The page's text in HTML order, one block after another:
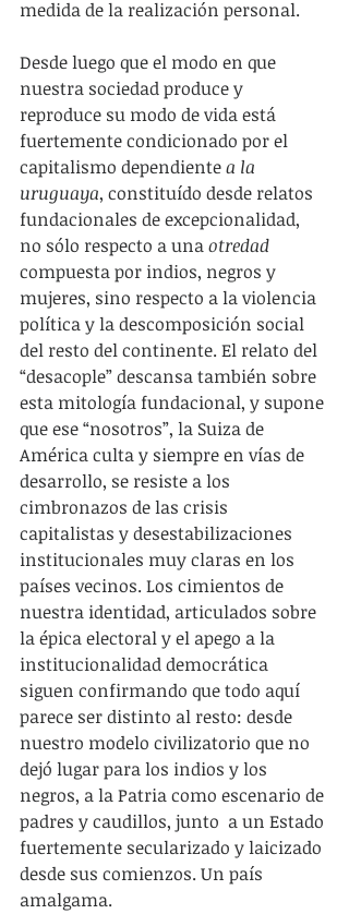
medida de la realización personal.
Desde luego que el modo en que
nuestra sociedad produce y
reproduce su modo de vida está
fuertemente condicionado por el
capitalismo dependiente a la
uruguaya, constituído desde relatos
fundacionales de excepcionalidad,
no sólo respecto a una otredad
compuesta por indios, negros y
mujeres, sino respecto a la violencia
política y la descomposición social
del resto del continente. El relato del
“desacople” descansa también sobre
esta mitología fundacional, y supone
que ese “nosotros”, la Suiza de
América culta y siempre en vías de
desarrollo, se resiste a los
cimbronazos de las crisis
capitalistas y desestabilizaciones
institucionales muy claras en los
países vecinos. Los cimientos de
nuestra identidad, articulados sobre
la épica electoral y el apego a la
institucionalidad democrática
siguen confirmando que todo aquí
parece ser distinto al resto: desde
nuestro modelo civilizatorio que no
dejó lugar para los indios y los
negros, a la Patria como escenario de
padres y caudillos, junto  a un Estado
fuertemente secularizado y laicizado
desde sus comienzos. Un país
amalgama.